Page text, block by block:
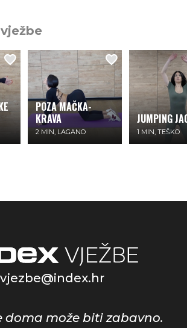
​POZA MAČKA-
KRAVA
2 MIN, LAGANO
JUMPING
1 MIN, TEŠKO
vjezbe@index.hr
doma može biti zabavno.